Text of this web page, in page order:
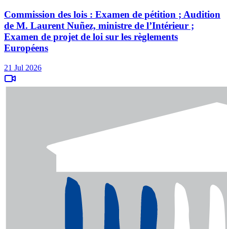
Commission des lois : Examen de pétition ; Audition
de M. Laurent Nuñez, ministre de l’Intérieur ;
Examen de projet de loi sur les règlements
Européens
21 Jul 2026